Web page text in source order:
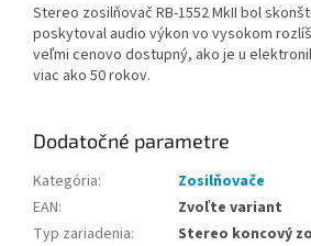
Stereo zosilňovač RB-1552 MkII bol
poskytoval audio výkon vo vysokom
veľmi cenovo dostupný, ako je u
viac ako 50 rokov.
Dodatočné parametre
Kategória:
Zosilňovače
EAN:
Zvoľte variant
Typ zariadenia:
Stereo koncový